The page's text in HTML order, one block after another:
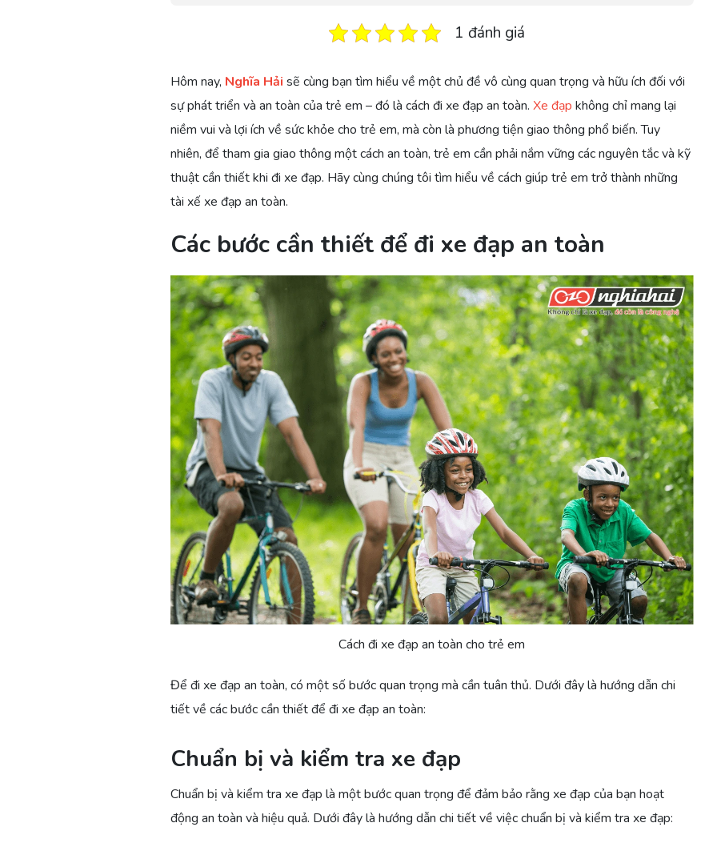
1 đánh giá
Hôm nay, Nghĩa Hải sẽ cùng bạn tìm hiểu về một chủ đề vô cùng quan trọng và hữu ích đối với
sự phát triển và an toàn của trẻ em – đó là cách đi xe đạp an toàn. Xe đạp không chỉ mang lại
niềm vui và lợi ích về sức khỏe cho trẻ em, mà còn là phương tiện giao thông phổ biến. Tuy
nhiên, để tham gia giao thông một cách an toàn, trẻ em cần phải nắm vững các nguyên tắc và kỹ
thuật cần thiết khi đi xe đạp. Hãy cùng chúng tôi tìm hiểu về cách giúp trẻ em trở thành những
tài xế xe đạp an toàn.
Các bước cần thiết để đi xe đạp an toàn
Cách đi xe đạp an toàn cho trẻ em
Để đi xe đạp an toàn, có một số bước quan trọng mà cần tuân thủ. Dưới đây là hướng dẫn chi
tiết về các bước cần thiết để đi xe đạp an toàn:
Chuẩn bị và kiểm tra xe đạp
Chuẩn bị và kiểm tra xe đạp là một bước quan trọng để đảm bảo rằng xe đạp của bạn hoạt
động an toàn và hiệu quả. Dưới đây là hướng dẫn chi tiết về việc chuẩn bị và kiểm tra xe đạp: